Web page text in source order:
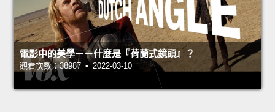
電影中的美學－－什麼是『荷蘭式鏡頭』？
觀看次數：38987 • 2022-03-10